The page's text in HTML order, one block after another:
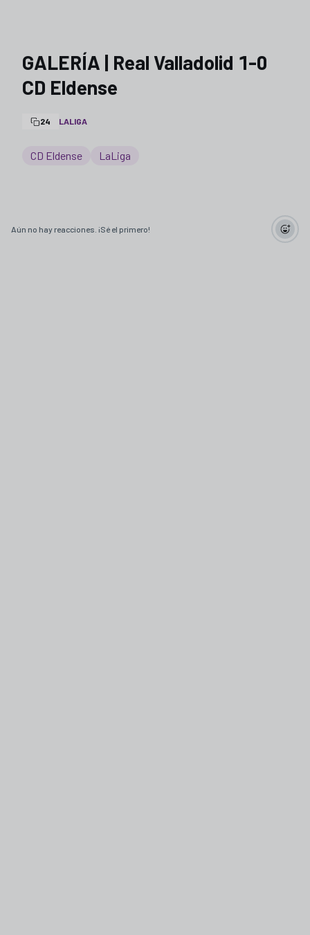
GALERÍA | Real Valladolid 1-0
CD Eldense
24 LALIGA
CD Eldense LaLiga
Aún no hay reacciones. ¡Sé el primero!